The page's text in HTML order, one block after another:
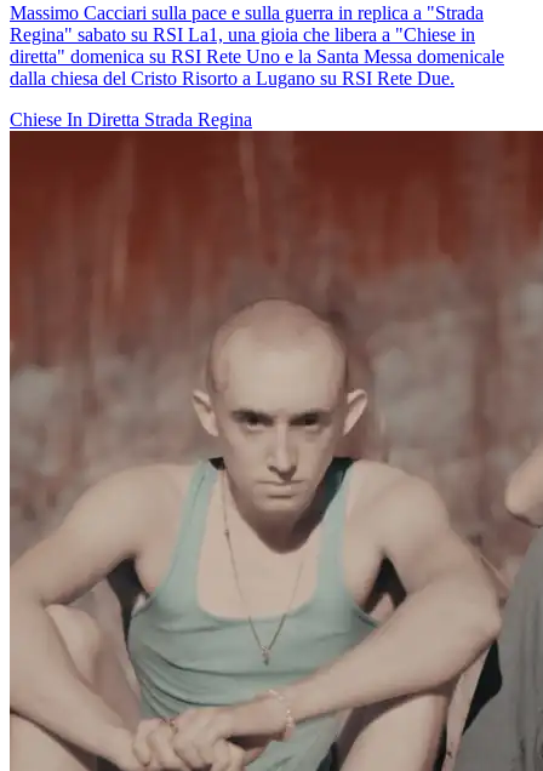
Massimo Cacciari sulla pace e sulla guerra in replica a "Strada
Regina" sabato su RSI La1, una gioia che libera a "Chiese in
diretta" domenica su RSI Rete Uno e la Santa Messa domenicale
dalla chiesa del Cristo Risorto a Lugano su RSI Rete Due.
Chiese In Diretta Strada Regina